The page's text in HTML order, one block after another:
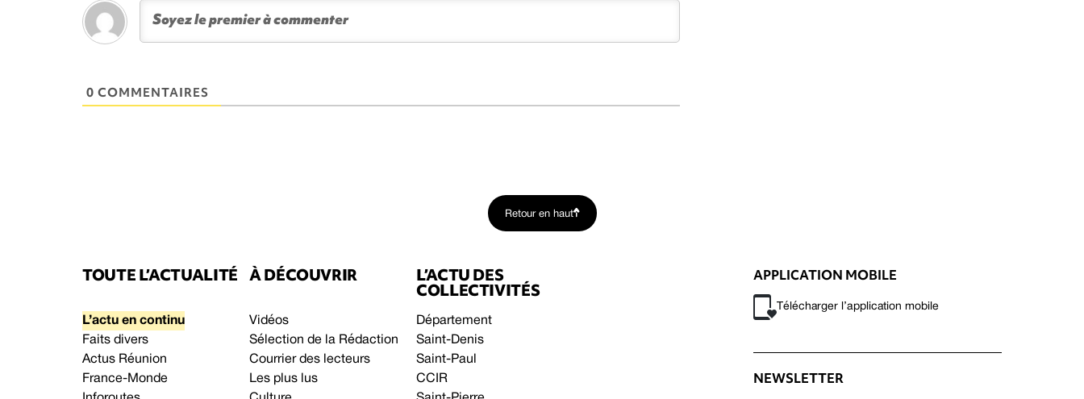
0 COMMENTAIRES
Retour en haut
TOUTE L’ACTUALITÉ
L’actu en continu
Faits divers
Actus Réunion
France-Monde
À DÉCOUVRIR
Vidéos
Sélection de la Rédaction
Courrier des lecteurs
Les plus lus
L’ACTU DES
COLLECTIVITÉS
Département
Saint-Denis
Saint-Paul
CCIR
APPLICATION MOBILE
Télécharger l’application mobile
NEWSLETTER